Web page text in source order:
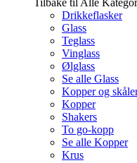
Tilbake til Alle
Drikkeflasker
Glass
Teglass
Vinglass
Ølglass
Se alle Glass
Kopper og
Kopper
Shakers
To go-kopp
Se alle Kopper
Krus